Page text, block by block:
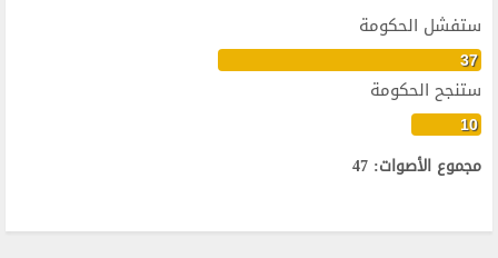
ستفشل الحكومة
37
ستنجح الحكومة
10
مجموع الأصوات: 47